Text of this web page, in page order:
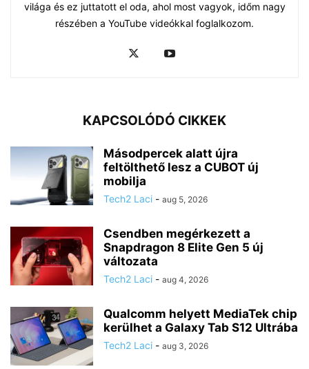
világa és ez juttatott el oda, ahol most vagyok, időm nagy
részében a YouTube videókkal foglalkozom.
KAPCSOLÓDÓ CIKKEK
Másodpercek alatt újra
feltölthető lesz a CUBOT új
mobilja
Tech2 Laci - aug 5, 2026
Csendben megérkezett a
Snapdragon 8 Elite Gen 5 új
változata
Tech2 Laci - aug 4, 2026
Qualcomm helyett MediaTek chip
kerülhet a Galaxy Tab S12 Ultrába
Tech2 Laci - aug 3, 2026